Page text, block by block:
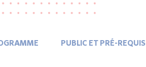
PUBLIC ET PRÉ-REQUIS